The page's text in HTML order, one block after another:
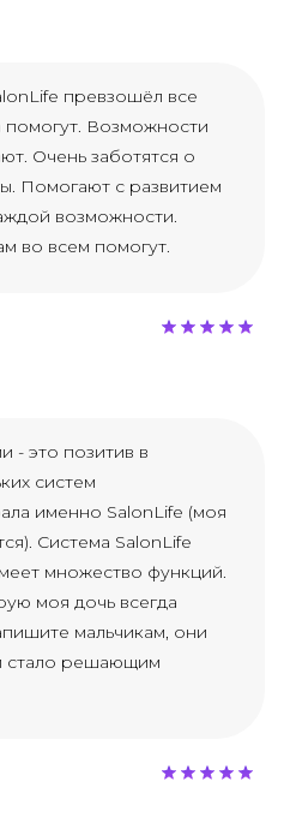
превзошёл все
Возможности
Очень заботятся о
Помогают с развитием
возможности.
во всем помогут.
- это позитив в
систем
именно SalonLife (моя
Система SalonLife
множество функций.
моя дочь всегда
мальчикам, они
стало решающим